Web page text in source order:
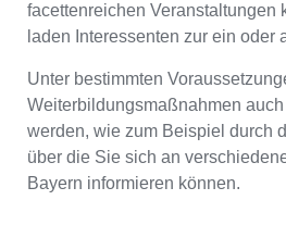
facettenreichen Veranstaltungen
laden Interessenten zur ein oder
Unter bestimmten
Weiterbildungsmaßnahmen
werden, wie zum Beispiel durch
über die Sie sich an
Bayern informieren können.